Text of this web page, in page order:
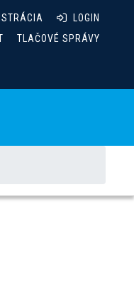
LOGIN
TLAČOVÉ SPRÁVY